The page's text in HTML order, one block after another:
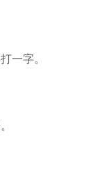
一字。